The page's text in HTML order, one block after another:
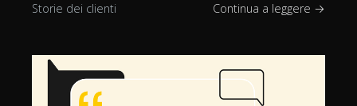
Storie dei clienti Continua a leggere →